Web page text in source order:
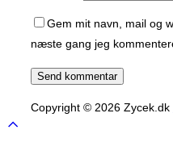
Gem mit navn, mail og
næste gang jeg
Copyright © 2026 Zycek.dk